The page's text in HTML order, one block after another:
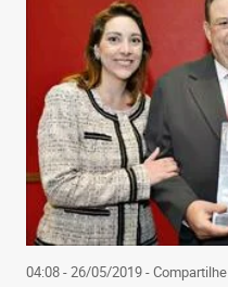
04:08 - 26/05/2019- Compartilhe